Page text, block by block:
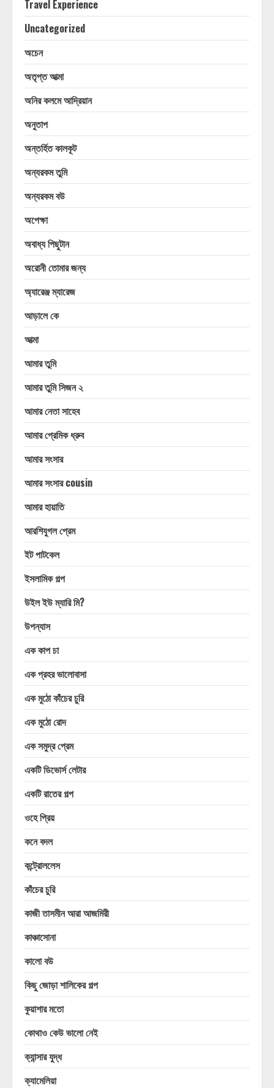
Travel Experience
Uncategorized
অচেন
অতৃপ্ত আত্মা
অনির কলমে আদ্রিয়ান
অনুতাপ
অন্তর্হিত কালকূট
অন্যরকম তুমি
অন্যরকম বউ
অপেক্ষা
অবাধ্য পিছুটান
অরোনী তোমার জন্য
অ্যারেঞ্জ ম্যারেজ
আড়ালে কে
আত্মা
আমার তুমি
আমার তুমি সিজন ২
আমার নেতা সাহেব
আমার প্রেমিক ধ্রুব
আমার সংসার
আমার সংসার cousin
আমার হায়াতি
আরশিযুগল প্রেম
ইট পাটকেল
ইসলামিক গল্প
উইল ইউ ম্যারি মি?
উপন্যাস
এক কাপ চা
এক প্রহর ভালোবাসা
এক মুঠো কাঁচের চুরি
এক মুঠো রোদ
এক সমুদ্র প্রেম
একটি ডিভোর্স লেটার
একটি রাতের গল্প
ওহে প্রিয়
কনে বদল
কন্ট্রোললেস
কাঁচের চুরি
কাজী তাসমীন আরা আজমিরী
কাঞ্চাসোনা
কালো বউ
কিছু জোড়া শালিকের গল্প
কুয়াশার মতো
কোথাও কেউ ভালো নেই
ক্যান্সার যুদ্ধ
ক্যামেলিয়া